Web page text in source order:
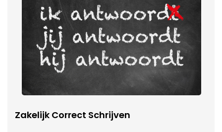
Zakelijk Correct Schrijven